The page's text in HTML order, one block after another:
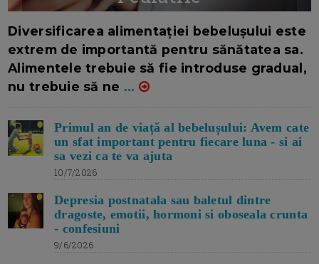
Diversificarea alimentației bebelușului este
extrem de importantă pentru sănătatea sa.
Alimentele trebuie să fie introduse gradual,
nu trebuie să ne ...
Primul an de viață al bebelușului: Avem cate
un sfat important pentru fiecare luna - si ai
sa vezi ca te va ajuta
10/7/2026
Depresia postnatala sau baletul dintre
dragoste, emotii, hormoni si oboseala crunta
- confesiuni
9/6/2026